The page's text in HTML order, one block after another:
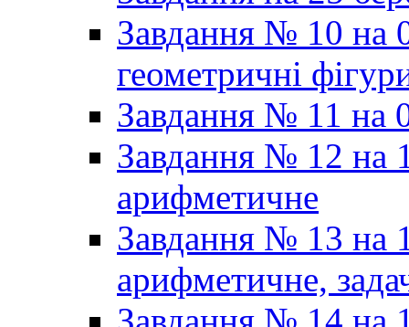
Завдання № 10 на
геометричні
Завдання № 11 на
Завдання № 12 на
арифметичне
Завдання № 13 на
арифметичне,